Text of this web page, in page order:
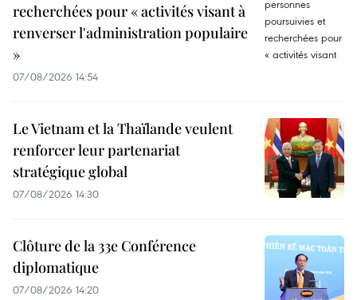
recherchées pour « activités visant à
renverser l'administration populaire
»
07/08/2026 14:54
Le Vietnam et la Thaïlande veulent
renforcer leur partenariat
stratégique global
07/08/2026 14:30
Clôture de la 33e Conférence
diplomatique
07/08/2026 14:20